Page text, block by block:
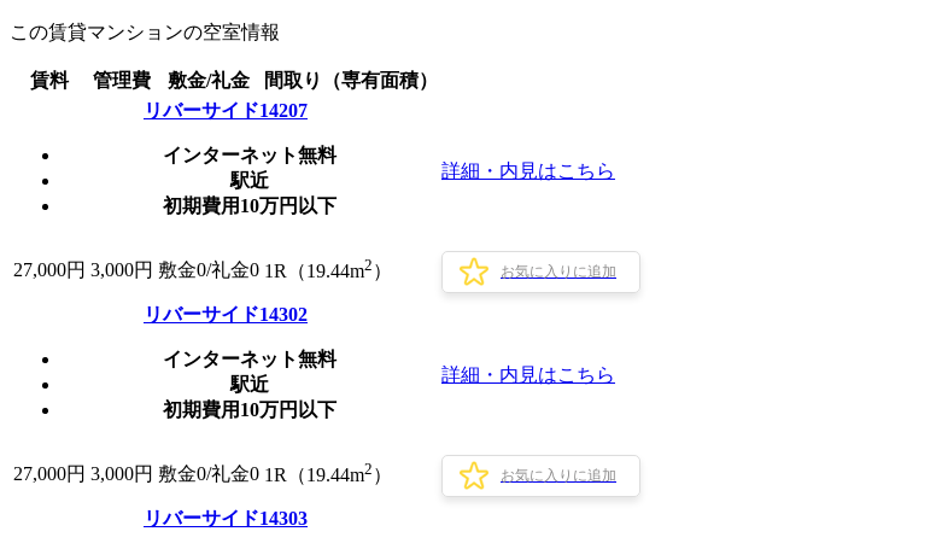
この賃貸マンションの空室情報
賃料 管理費 敷金/礼金
間取り（専有面積）
リバーサイド14207
インターネット無料
駅近
初期費用10万円以下
詳細・内見はこちら
27,000円 3,000円 敷金0/礼金0 1R（19.44m2 ） お気に入りに追加
リバーサイド14302
インターネット無料
駅近
初期費用10万円以下
詳細・内見はこちら
27,000円 3,000円 敷金0/礼金0 1R（19.44m2 ） お気に入りに追加
リバーサイド14303